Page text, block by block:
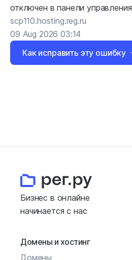
отключен в панели управления
scp110.hosting.reg.ru
09 Aug 2026 03:14
Как исправить эту ошибку
Бизнес в онлайне
начинается с нас
Домены и хостинг
Домены